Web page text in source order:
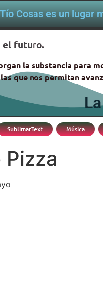
Tío Cosas es un lugar
el futuro.
la substancia para
que nos permitan
SublimarText Música
Pizza